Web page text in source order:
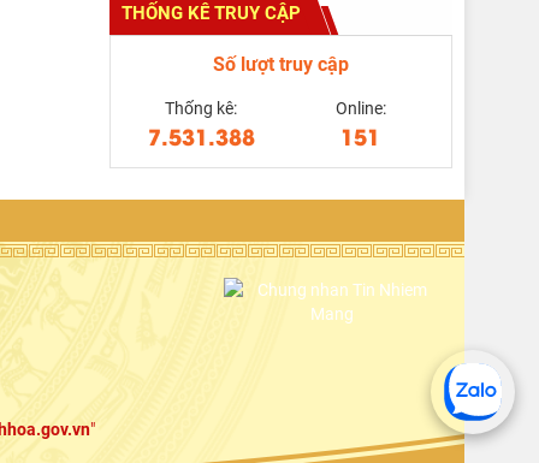
THỐNG KÊ TRUY CẬP
Số lượt truy cập
Thống kê:
7.531.388
Online:
151
"